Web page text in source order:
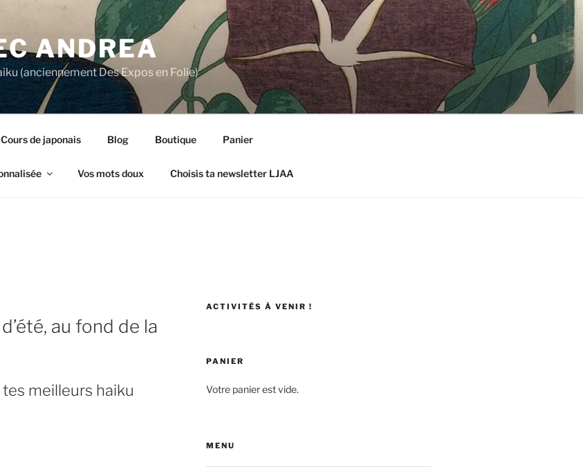
ANDREA
(anciennement Des Expos en Folie)
Cours de japonais Blog Boutique Panier
Vos mots doux Choisis ta newsletter LJAA
au fond de la
meilleurs haiku
ACTIVITÉS À VENIR !
PANIER
Votre panier est vide.
MENU